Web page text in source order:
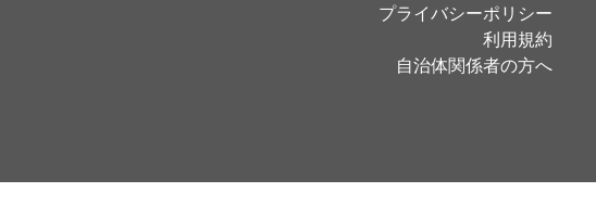
プライバシーポリシー
利用規約
自治体関係者の方へ